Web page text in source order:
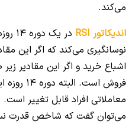
می‌کند.
اندیکاتور RSI
فروش
معاملاتی افراد قابل تغییر